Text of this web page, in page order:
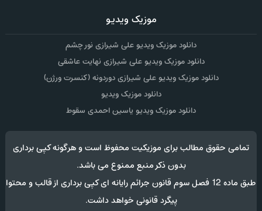
موزیک ویدیو
دانلود موزیک ویدیو علی شیرازی نور چشم
دانلود موزیک ویدیو علی شیرازی نهایت عاشقی
دانلود موزیک ویدیو علی شیرازی دوردونه (کنسرت ورژن)
دانلود موزیک ویدیو
دانلود موزیک ویدیو یاسین احمدی سقوط
تمامی حقوق مطالب برای موزیکیت محفوظ است و هرگونه کپی برداری
بدون ذکر منبع ممنوع می باشد.
طبق ماده 12 فصل سوم قانون جرائم رایانه ای کپی برداری از قالب و محتوا
پیگرد قانونی خواهد داشت.